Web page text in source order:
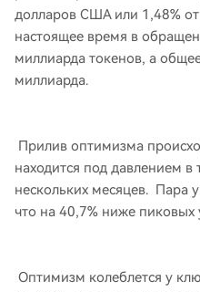
долларов США или 1,48%
настоящее время в
миллиарда токенов, а
миллиарда.
Прилив оптимизма
находится под давлением в
нескольких месяцев. Пара
что на 40,7% ниже пиковых
Оптимизм колеблется у